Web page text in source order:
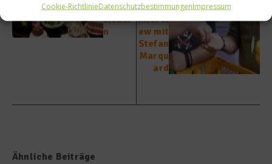
Cookie-RichtlinieDatenschutzbestimmungenImpressum
2011
sicher
n
–
Intervi
ew mit
Stefan
Marqu
ard
Ähnliche Beiträge